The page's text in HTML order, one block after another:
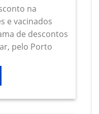
na
e vacinados
de descontos
pelo Porto